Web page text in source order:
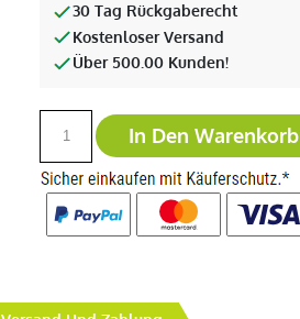
30 Tag Rückgaberecht
Kostenloser Versand
Über 500.00 Kunden!
In Den Warenkorb